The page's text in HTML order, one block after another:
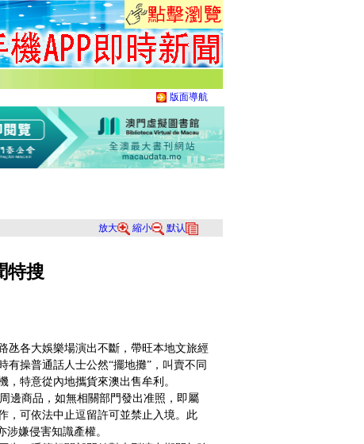
版面導航
放大 縮小 默认
特搜
各大娛樂場演出不斷，帶旺本地文旅經
操普通話人士公然“擺地攤”，叫賣不同
特意從內地攜貨來澳出售牟利。
邊商品，如無相關部門發出准照，即屬
，可依法中止逗留許可並禁止入境。此
嫌侵害知識產權。